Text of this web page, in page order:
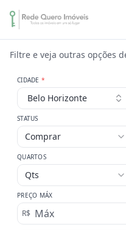
Filtre e veja outras opções
CIDADE *
Belo Horizonte
STATUS
Comprar
QUARTOS
Qts
PREÇO MÁX
R$